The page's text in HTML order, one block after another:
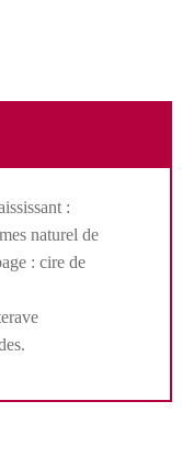
:
naturel de
: cire de